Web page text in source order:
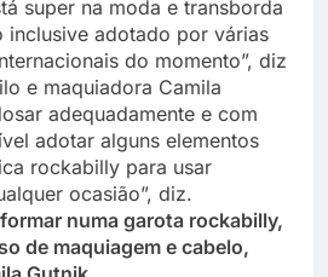
super na moda e transborda
inclusive adotado por várias
do momento”, diz
e maquiadora Camila
adequadamente e com
adotar alguns elementos
rockabilly para usar
ocasião”, diz.
numa garota rockabilly,
de maquiagem e cabelo,